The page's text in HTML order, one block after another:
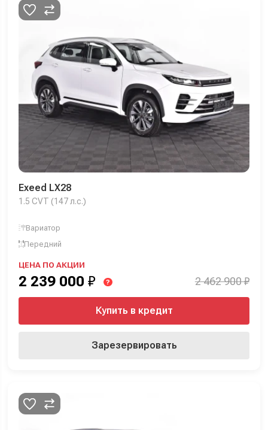
Exeed LX28
1.5 CVT (147 л.с.)
Вариатор
Передний
ЦЕНА ПО АКЦИИ
2 239 000 ₽ ? 2 462 900 ₽
Купить в кредит
Зарезервировать